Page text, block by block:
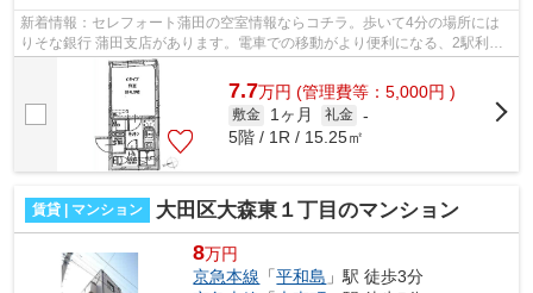
新着情報：セレフォート蒲田の空室情報ならコチラ。歩いて4分の場所には
りそな銀行 蒲田支店があります。電車での移動がより便利になる、2駅利用
可能なマンションです。駅から徒歩6分...
7.7万円 (管理費等：5,000円 )
敷金 1ヶ月 礼金 -
5階 / 1R / 15.25㎡
賃貸 | マンション 大田区大森東１丁目のマンション
8万円
京急本線 「平和島 」駅 徒歩3分